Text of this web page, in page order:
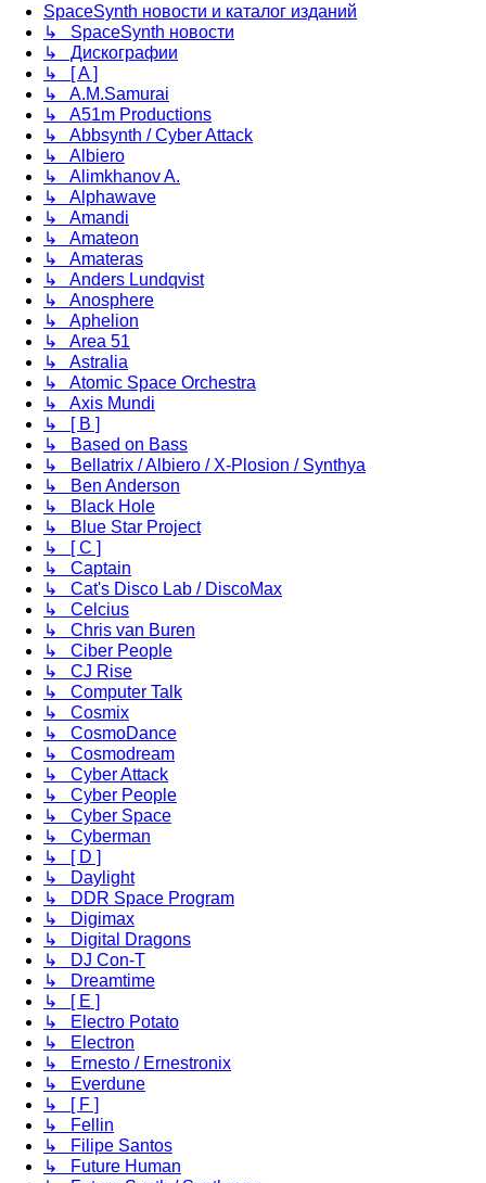
SpaceSynth новости и каталог изданий
↳ SpaceSynth новости
↳ Дискографии
↳ [ A ]
↳ A.M.Samurai
↳ A51m Productions
↳ Abbsynth / Cyber Attack
↳ Albiero
↳ Alimkhanov A.
↳ Alphawave
↳ Amandi
↳ Amateon
↳ Amateras
↳ Anders Lundqvist
↳ Anosphere
↳ Aphelion
↳ Area 51
↳ Astralia
↳ Atomic Space Orchestra
↳ Axis Mundi
↳ [ B ]
↳ Based on Bass
↳ Bellatrix / Albiero / X-Plosion / Synthya
↳ Ben Anderson
↳ Black Hole
↳ Blue Star Project
↳ [ C ]
↳ Captain
↳ Cat's Disco Lab / DiscoMax
↳ Celcius
↳ Chris van Buren
↳ Ciber People
↳ CJ Rise
↳ Computer Talk
↳ Cosmix
↳ CosmoDance
↳ Cosmodream
↳ Cyber Attack
↳ Cyber People
↳ Cyber Space
↳ Cyberman
↳ [ D ]
↳ Daylight
↳ DDR Space Program
↳ Digimax
↳ Digital Dragons
↳ DJ Con-T
↳ Dreamtime
↳ [ E ]
↳ Electro Potato
↳ Electron
↳ Ernesto / Ernestronix
↳ Everdune
↳ [ F ]
↳ Fellin
↳ Filipe Santos
↳ Future Human